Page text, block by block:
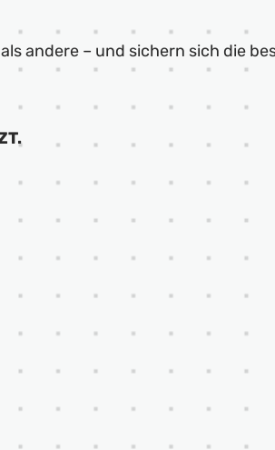
andere – und sichern sich die